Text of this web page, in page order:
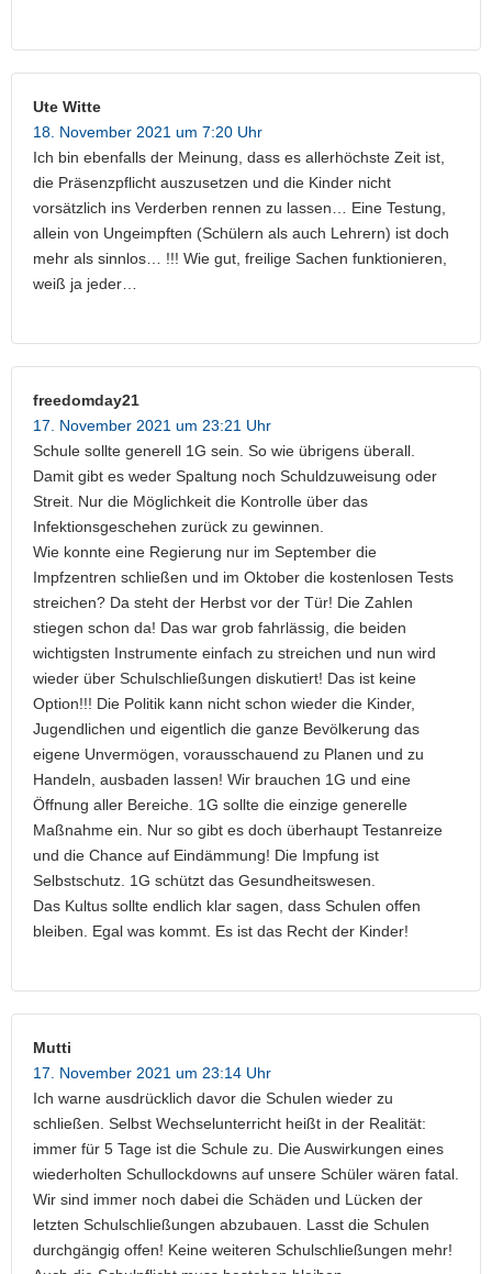
Ute Witte
18. November 2021 um 7:20 Uhr
Ich bin ebenfalls der Meinung, dass es allerhöchste Zeit ist,
die Präsenzpflicht auszusetzen und die Kinder nicht
vorsätzlich ins Verderben rennen zu lassen… Eine Testung,
allein von Ungeimpften (Schülern als auch Lehrern) ist doch
mehr als sinnlos… !!! Wie gut, freilige Sachen funktionieren,
weiß ja jeder…
freedomday21
17. November 2021 um 23:21 Uhr
Schule sollte generell 1G sein. So wie übrigens überall.
Damit gibt es weder Spaltung noch Schuldzuweisung oder
Streit. Nur die Möglichkeit die Kontrolle über das
Infektionsgeschehen zurück zu gewinnen.
Wie konnte eine Regierung nur im September die
Impfzentren schließen und im Oktober die kostenlosen Tests
streichen? Da steht der Herbst vor der Tür! Die Zahlen
stiegen schon da! Das war grob fahrlässig, die beiden
wichtigsten Instrumente einfach zu streichen und nun wird
wieder über Schulschließungen diskutiert! Das ist keine
Option!!! Die Politik kann nicht schon wieder die Kinder,
Jugendlichen und eigentlich die ganze Bevölkerung das
eigene Unvermögen, vorausschauend zu Planen und zu
Handeln, ausbaden lassen! Wir brauchen 1G und eine
Öffnung aller Bereiche. 1G sollte die einzige generelle
Maßnahme ein. Nur so gibt es doch überhaupt Testanreize
und die Chance auf Eindämmung! Die Impfung ist
Selbstschutz. 1G schützt das Gesundheitswesen.
Das Kultus sollte endlich klar sagen, dass Schulen offen
bleiben. Egal was kommt. Es ist das Recht der Kinder!
Mutti
17. November 2021 um 23:14 Uhr
Ich warne ausdrücklich davor die Schulen wieder zu
schließen. Selbst Wechselunterricht heißt in der Realität:
immer für 5 Tage ist die Schule zu. Die Auswirkungen eines
wiederholten Schullockdowns auf unsere Schüler wären fatal.
Wir sind immer noch dabei die Schäden und Lücken der
letzten Schulschließungen abzubauen. Lasst die Schulen
durchgängig offen! Keine weiteren Schulschließungen mehr!